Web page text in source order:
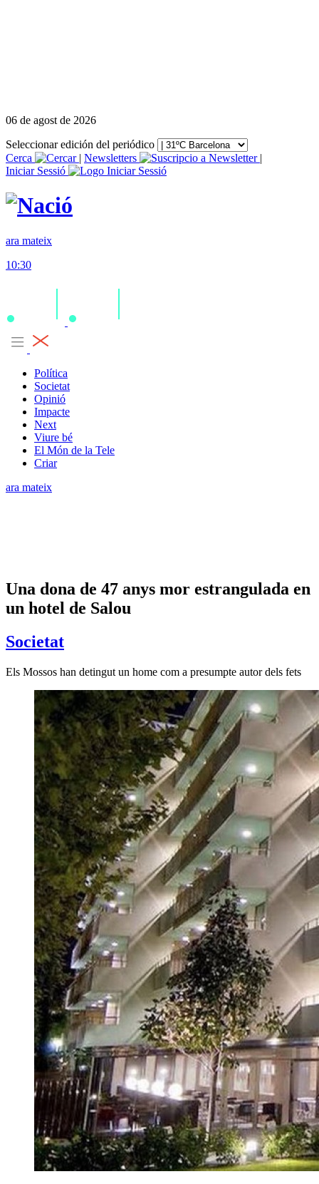
06 de agost de 2026
Seleccionar edición del periódico
Cerca
| Newsletters
|
Iniciar Sessió
ara mateix
10:30
Política
Societat
Opinió
Impacte
Next
Viure bé
El Món de la Tele
Criar
ara mateix
Una dona de 47 anys mor estrangulada en
un hotel de Salou
Societat
Els Mossos han detingut un home com a presumpte autor dels fets